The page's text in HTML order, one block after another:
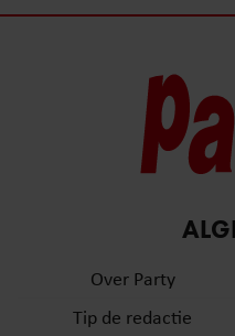
Over Party
Tip de redactie